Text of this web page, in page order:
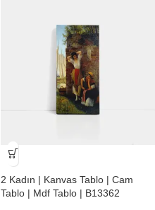
-23%
2 Kadın | Kanvas Tablo | Cam
Tablo | Mdf Tablo | B13362